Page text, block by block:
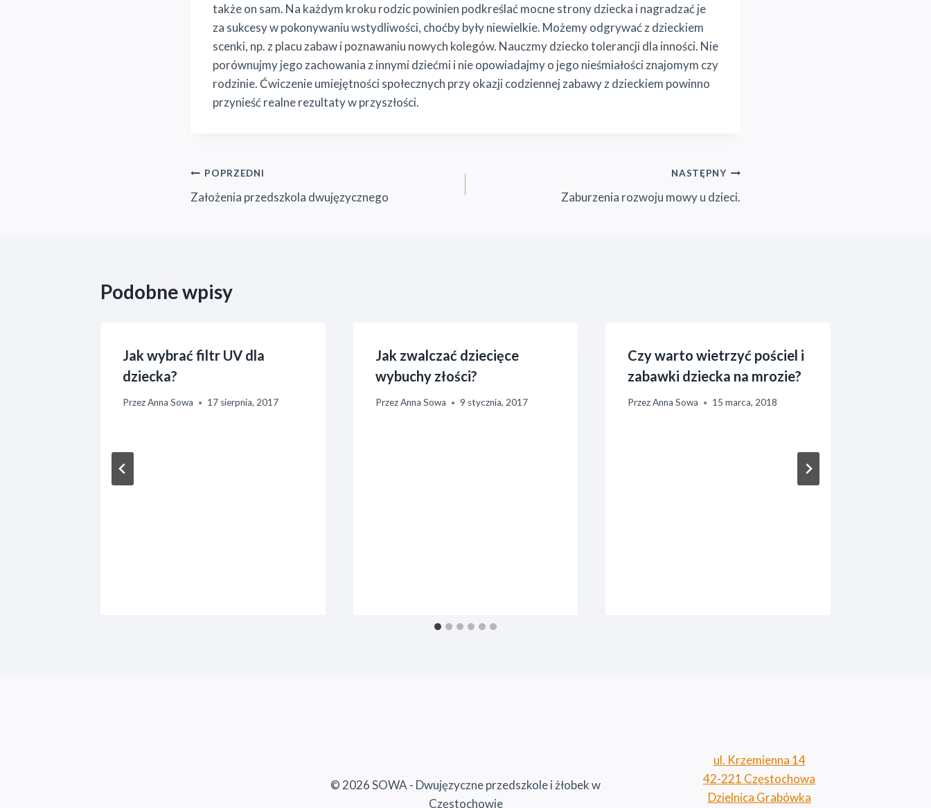
także on sam. Na każdym kroku rodzic powinien podkreślać mocne strony dziecka i nagradzać je
za sukcesy w pokonywaniu wstydliwości, choćby były niewielkie. Możemy odgrywać z dzieckiem
scenki, np. z placu zabaw i poznawaniu nowych kolegów. Nauczmy dziecko tolerancji dla inności. Nie
porównujmy jego zachowania z innymi dziećmi i nie opowiadajmy o jego nieśmiałości znajomym czy
rodzinie. Ćwiczenie umiejętności społecznych przy okazji codziennej zabawy z dzieckiem powinno
przynieść realne rezultaty w przyszłości.
Nawigacja
wpisu
POPRZEDNI
Założenia przedszkola dwujęzycznego
NASTĘPNY
Zaburzenia rozwoju mowy u dzieci.
Podobne wpisy
Jak wybrać filtr UV dla
dziecka?
PrzezAnna Sowa 17 sierpnia, 2017
Jak zwalczać dziecięce
wybuchy złości?
Przez Anna Sowa 9 stycznia, 2017
Czy warto wietrzyć pościel i
zabawki dziecka na mrozie?
Przez Anna Sowa 15 marca, 2018
© 2026 SOWA - Dwujęzyczne przedszkole i żłobek w
Częstochowie
ul. Krzemienna 14
42-221 Częstochowa
Dzielnica Grabówka